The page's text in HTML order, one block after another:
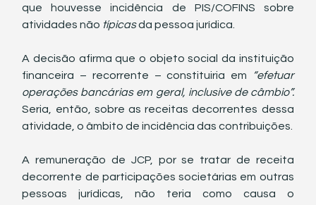
que houvesse incidência de PIS/COFINS sobre
atividades não típicas da pessoa jurídica.
A decisão afirma que o objeto social da instituição
financeira – recorrente – constituiria em
“efetuar
operações bancárias em geral, inclusive de câmbio”.
Seria, então, sobre as receitas decorrentes dessa
A remuneração de JCP, por se tratar de receita
decorrente de participações societárias em outras
pessoas jurídicas, não teria como causa o